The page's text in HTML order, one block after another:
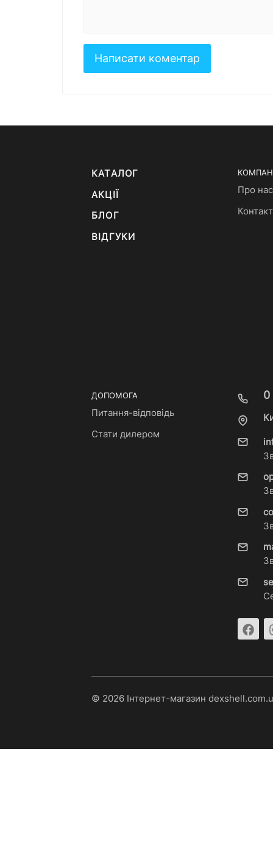
КАТАЛОГ
АКЦІЇ
БЛОГ
ВІДГУКИ
Про нас
ДОПОМОГА
Питання-відповідь
Стати дилером
0
© 2026 Інтернет-магазин